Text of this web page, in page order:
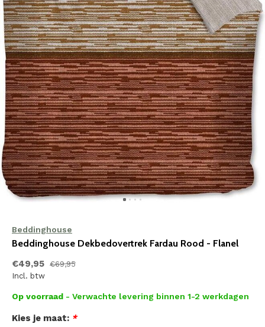
Beddinghouse
Beddinghouse Dekbedovertrek Fardau Rood - Flanel
€49,95 €69,95
Incl. btw
Op voorraad - Verwachte levering binnen 1-2 werkdagen
Kies je maat: *